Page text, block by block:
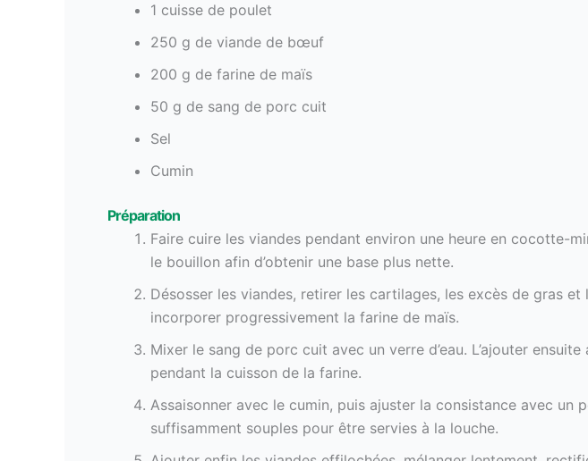
1 cuisse de poulet
250 g de viande de bœuf
200 g de farine de maïs
50 g de sang de porc cuit
Sel
Cumin
Préparation
Faire cuire les viandes pendant environ une heure en cocotte-
le bouillon afin d’obtenir une base plus nette.
Désosser les viandes, retirer les cartilages, les excès de gras
incorporer progressivement la farine de maïs.
Mixer le sang de porc cuit avec un verre d’eau. L’ajouter
pendant la cuisson de la farine.
Assaisonner avec le cumin, puis ajuster la consistance avec un
suffisamment souples pour être servies à la louche.